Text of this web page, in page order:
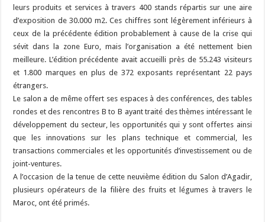
leurs produits et services à travers 400 stands répartis sur une aire
d’exposition de 30.000 m2. Ces chiffres sont légèrement inférieurs à
ceux de la précédente édition probablement à cause de la crise qui
sévit dans la zone Euro, mais l’organisation a été nettement bien
meilleure. L’édition précédente avait accueilli près de 55.243 visiteurs
et 1.800 marques en plus de 372 exposants représentant 22 pays
étrangers.
Le salon a de même offert ses espaces à des conférences, des tables
rondes et des rencontres B to B ayant traité des thèmes intéressant le
développement du secteur, les opportunités qui y sont offertes ainsi
que les innovations sur les plans technique et commercial, les
transactions commerciales et les opportunités d’investissement ou de
joint-ventures.
A l’occasion de la tenue de cette neuvième édition du Salon d’Agadir,
plusieurs opérateurs de la filière des fruits et légumes à travers le
Maroc, ont été primés.